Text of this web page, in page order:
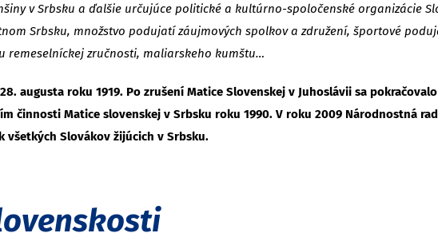
v Srbsku a ďalšie určujúce politické a kultúrno-spoločenské organizácie
Srbsku, množstvo podujatí záujmových spolkov a združení, športové
remeselníckej zručnosti, maliarskeho kumštu…
augusta roku 1919. Po zrušení Matice Slovenskej v Juhoslávii sa
činnosti Matice slovenskej v Srbsku roku 1990. V roku 2009 Národnostná
všetkých Slovákov žijúcich v Srbsku.